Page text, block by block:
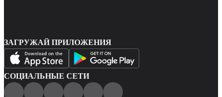
ЗАГРУЖАЙ ПРИЛОЖЕНИЯ
СОЦИАЛЬНЫЕ СЕТИ